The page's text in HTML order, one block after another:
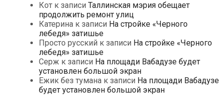
Кот к записи Таллинская мэрия обещает
продолжить ремонт улиц
Катерина к записи На стройке «Черного
лебедя» затишье
Просто русский к записи На стройке «Черного
лебедя» затишье
Серж к записи На площади Вабадузе будет
установлен большой экран
Ежик без тумана к записи На площади Вабадузе
будет установлен большой экран